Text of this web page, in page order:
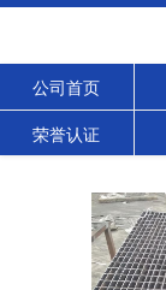
公司首页
荣誉认证